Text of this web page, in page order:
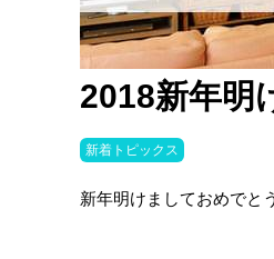
2018新年明
新着トピックス
新年明けましておめでと